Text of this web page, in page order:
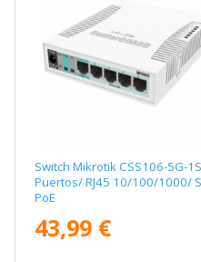
Switch Mikrotik CSS106-5G-
Puertos/ RJ45 10/100/1000/
PoE
43,99 €